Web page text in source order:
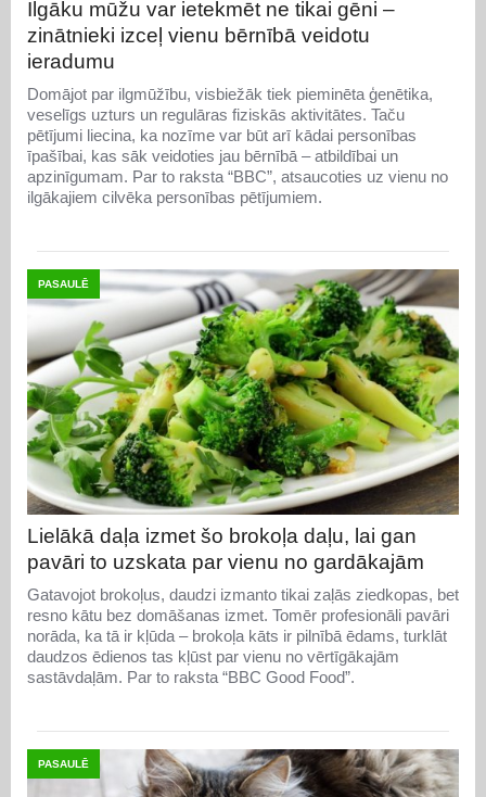
Ilgāku mūžu var ietekmēt ne tikai gēni –
zinātnieki izceļ vienu bērnībā veidotu
ieradumu
Domājot par ilgmūžību, visbiežāk tiek pieminēta ģenētika,
veselīgs uzturs un regulāras fiziskās aktivitātes. Taču
pētījumi liecina, ka nozīme var būt arī kādai personības
īpašībai, kas sāk veidoties jau bērnībā – atbildībai un
apzinīgumam. Par to raksta “BBC”, atsaucoties uz vienu no
ilgākajiem cilvēka personības pētījumiem.
PASAULĒ
Lielākā daļa izmet šo brokoļa daļu, lai gan
pavāri to uzskata par vienu no gardākajām
Gatavojot brokoļus, daudzi izmanto tikai zaļās ziedkopas, bet
resno kātu bez domāšanas izmet. Tomēr profesionāli pavāri
norāda, ka tā ir kļūda – brokoļa kāts ir pilnībā ēdams, turklāt
daudzos ēdienos tas kļūst par vienu no vērtīgākajām
sastāvdaļām. Par to raksta “BBC Good Food”.
PASAULĒ